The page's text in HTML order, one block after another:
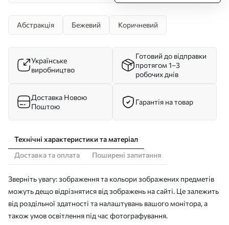
Абстракція Бежевий Коричневий
Українське
виробництво
Готовий до відправки
протягом 1–3
робочих днів
Доставка Новою
Поштою
Гарантія на товар
Технічні характеристики та матеріал
Доставка та оплата
Поширені запитання
Зверніть увагу: зображення та кольори зображених предметів
можуть дещо відрізнятися від зображень на сайті. Це залежить
від роздільної здатності та налаштувань вашого монітора, а
також умов освітлення під час фотографування.